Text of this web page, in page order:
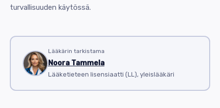
turvallisuuden käytössä.
Lääkärin tarkistama
Noora Tammela
Lääketieteen lisensiaatti (LL), yleislääkäri